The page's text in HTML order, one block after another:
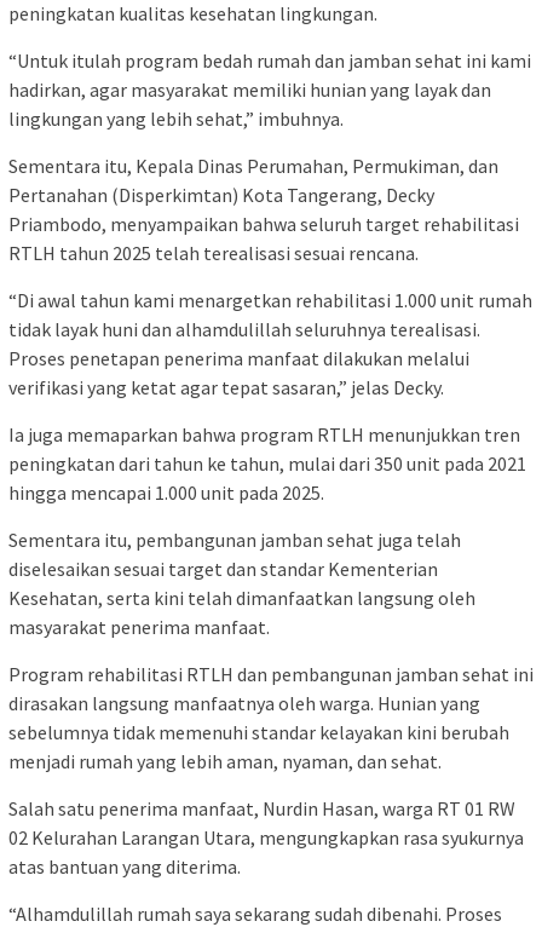
peningkatan kualitas kesehatan lingkungan.
“Untuk itulah program bedah rumah dan jamban sehat ini kami
hadirkan, agar masyarakat memiliki hunian yang layak dan
lingkungan yang lebih sehat,” imbuhnya.
Sementara itu, Kepala Dinas Perumahan, Permukiman, dan
Pertanahan (Disperkimtan) Kota Tangerang, Decky
Priambodo, menyampaikan bahwa seluruh target rehabilitasi
RTLH tahun 2025 telah terealisasi sesuai rencana.
“Di awal tahun kami menargetkan rehabilitasi 1.000 unit rumah
tidak layak huni dan alhamdulillah seluruhnya terealisasi.
Proses penetapan penerima manfaat dilakukan melalui
verifikasi yang ketat agar tepat sasaran,” jelas Decky.
Ia juga memaparkan bahwa program RTLH menunjukkan tren
peningkatan dari tahun ke tahun, mulai dari 350 unit pada 2021
hingga mencapai 1.000 unit pada 2025.
Sementara itu, pembangunan jamban sehat juga telah
diselesaikan sesuai target dan standar Kementerian
Kesehatan, serta kini telah dimanfaatkan langsung oleh
masyarakat penerima manfaat.
Program rehabilitasi RTLH dan pembangunan jamban sehat ini
dirasakan langsung manfaatnya oleh warga. Hunian yang
sebelumnya tidak memenuhi standar kelayakan kini berubah
menjadi rumah yang lebih aman, nyaman, dan sehat.
Salah satu penerima manfaat, Nurdin Hasan, warga RT 01 RW
02 Kelurahan Larangan Utara, mengungkapkan rasa syukurnya
atas bantuan yang diterima.
“Alhamdulillah rumah saya sekarang sudah dibenahi. Proses